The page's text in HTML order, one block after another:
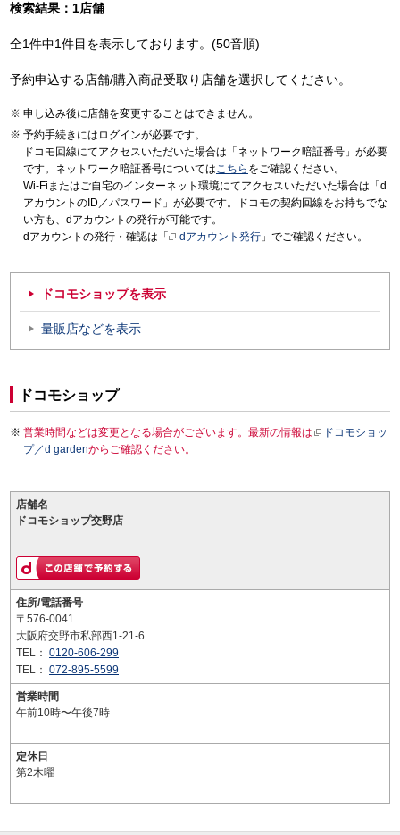
検索結果：1店舗
全1件中1件目を表示しております。(50音順)
予約申込する店舗/購入商品受取り店舗を選択してください。
申し込み後に店舗を変更することはできません。
予約手続きにはログインが必要です。
ドコモ回線にてアクセスいただいた場合は「ネットワーク暗証番号」が必要
です。ネットワーク暗証番号についてはこちら をご確認ください。
Wi-Fiまたはご自宅のインターネット環境にてアクセスいただいた場合は「d
アカウントのID／パスワード」が必要です。ドコモの契約回線をお持ちでな
い方も、dアカウントの発行が可能です。
dアカウントの発行・確認は「
dアカウント発行 」でご確認ください。
ドコモショップを表示
量販店などを表示
ドコモショップ
営業時間などは変更となる場合がございます。最新の情報は
ドコモショッ
プ／d gardenからご確認ください。
店舗名
ドコモショップ交野店
住所/電話番号
〒576-0041
大阪府交野市私部西1-21-6
TEL： 0120-606-299
TEL： 072-895-5599
営業時間
午前10時〜午後7時
定休日
第2木曜